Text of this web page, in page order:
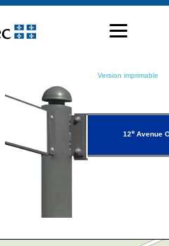
Version imprimable
12eAvenue